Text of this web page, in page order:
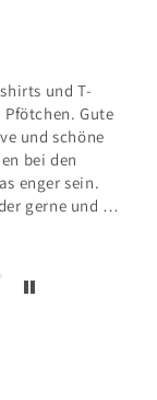
und T-
Gute
und schöne
bei den
enger sein.
gerne und die
klappt auch